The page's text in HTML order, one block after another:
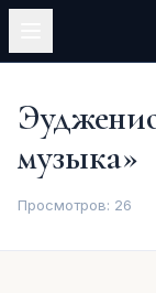
музыка»
Просмотров: 26